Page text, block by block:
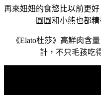
再來妞妞的食慾比以前更
圓圓和小熊也都
《Elato杜莎》高鮮肉含
計，不只毛孩吃